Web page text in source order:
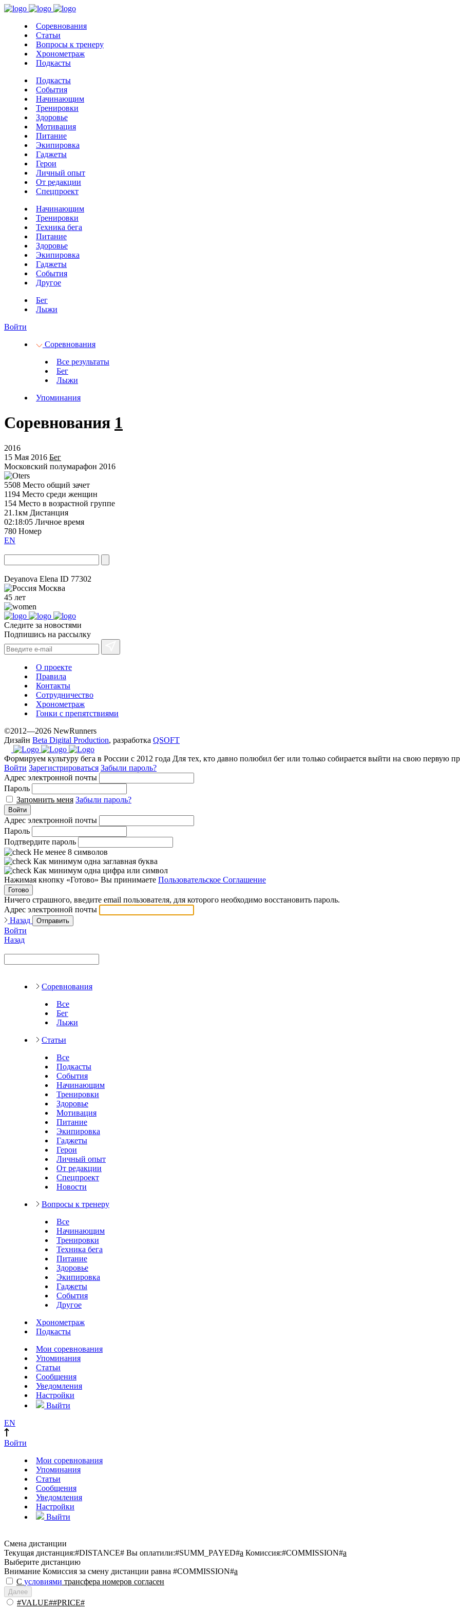
Соревнования
Статьи
Вопросы к тренеру
Хронометраж
Подкасты
Подкасты
События
Начинающим
Тренировки
Здоровье
Мотивация
Питание
Экипировка
Гаджеты
Герои
Личный опыт
От редакции
Спецпроект
Начинающим
Тренировки
Техника бега
Питание
Здоровье
Экипировка
Гаджеты
События
Другое
Бег
Лыжи
Войти
Соревнования
Все результаты
Бег
Лыжи
Упоминания
Соревнования 1
2016
15 Мая 2016 Бег
Московский полумарафон 2016
5508 Место общий зачет
1194 Место среди женщин
154 Место в возрастной группе
21.1км Дистанция
02:18:05 Личное время
780 Номер
EN
Deyanova Elena ID 77302
Москва
45 лет
Следите за новостями
Подпишись на рассылку
О проекте
Правила
Контакты
Сотрудничество
Хронометраж
Гонки с препятствиями
©2012—2026 NewRunners
Дизайн Beta Digital Production, разработка QSOFT
Формируем культуру бега в России с 2012 года Для тех, кто давно полюбил бег или только собирается выйти на свою первую
Войти Зарегистрироваться Забыли пароль?
Адрес электронной почты
Пароль
Запомнить меня Забыли пароль?
Войти
Адрес электронной почты
Пароль
Подтвердите пароль
Не менее 8 символов
Как минимум одна заглавная буква
Как минимум одна цифра или символ
Нажимая кнопку «Готово» Вы принимаете Пользовательское Соглашение
Готово
Ничего страшного, введите email пользователя, для которого необходимо восстановить пароль.
Адрес электронной почты
Назад
Отправить
Войти
Назад
Соревнования
Все
Бег
Лыжи
Статьи
Все
Подкасты
События
Начинающим
Тренировки
Здоровье
Мотивация
Питание
Экипировка
Гаджеты
Герои
Личный опыт
От редакции
Спецпроект
Новости
Вопросы к тренеру
Все
Начинающим
Тренировки
Техника бега
Питание
Здоровье
Экипировка
Гаджеты
События
Другое
Хронометраж
Подкасты
Мои соревнования
Упоминания
Статьи
Сообщения
Уведомления
Настройки
Выйти
EN
Войти
Мои соревнования
Упоминания
Статьи
Сообщения
Уведомления
Настройки
Выйти
Смена дистанции
Текущая дистанция:#DISTANCE# Вы оплатили:#SUMM_PAYED#a Комиссия:#COMMISSION#a
Выберите дистанцию
Внимание Комиссия за смену дистанции равна #COMMISSION#a
С условиями трансфера номеров согласен
Далее
#VALUE##PRICE#